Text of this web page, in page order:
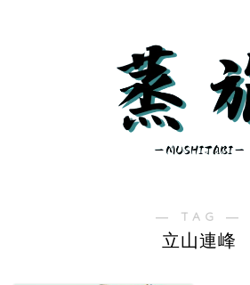
― TAG ―
立山連峰